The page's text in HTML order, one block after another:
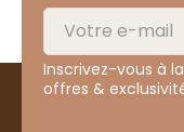
Inscrivez-vous à
offres &